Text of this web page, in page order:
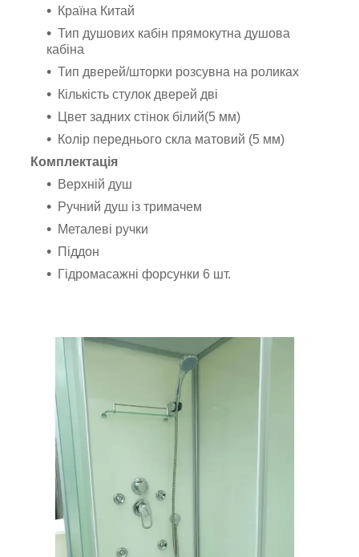
Країна Китай
Тип душових кабін прямокутна душова
кабіна
Тип дверей/шторки розсувна на роликах
Кількість стулок дверей дві
Цвет задних стінок білий(5 мм)
Колір переднього скла матовий (5 мм)
Комплектація
Верхній душ
Ручний душ із тримачем
Металеві ручки
Піддон
Гідромасажні форсунки 6 шт.